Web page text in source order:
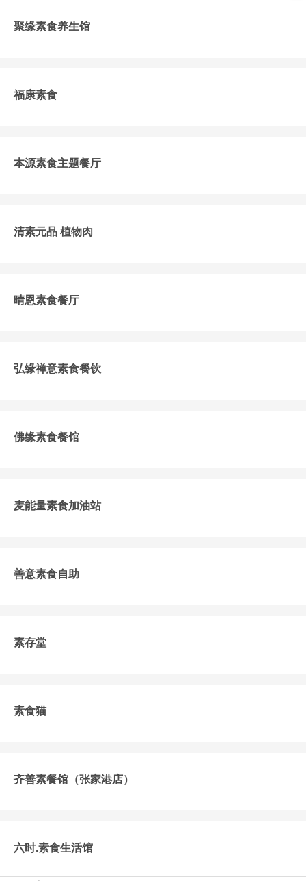
聚缘素食养生馆
福康素食
本源素食主题餐厅
清素元品 植物肉
晴恩素食餐厅
弘缘禅意素食餐饮
佛缘素食餐馆
麦能量素食加油站
善意素食自助
素存堂
素食猫
齐善素餐馆（张家港店）
六时.素食生活馆